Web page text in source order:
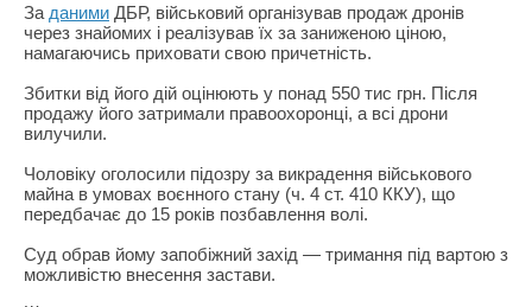
За даними ДБР, військовий організував продаж дронів
через знайомих і реалізував їх за заниженою ціною,
намагаючись приховати свою причетність.
Збитки від його дій оцінюють у понад 550 тис грн. Після
продажу його затримали правоохоронці, а всі дрони
вилучили.
Чоловіку оголосили підозру за викрадення військового
майна в умовах воєнного стану (ч. 4 ст. 410 ККУ), що
передбачає до 15 років позбавлення волі.
Суд обрав йому запобіжний захід — тримання під вартою з
можливістю внесення застави.